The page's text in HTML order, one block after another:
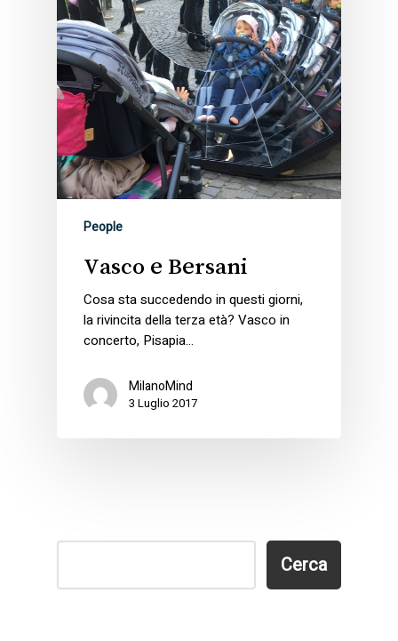
People
Vasco e Bersani
Cosa sta succedendo in questi giorni,
la rivincita della terza età? Vasco in
concerto, Pisapia…
MilanoMind
3 Luglio 2017
Cerca
Cerca